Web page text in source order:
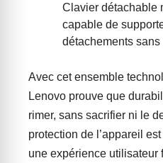
Clavier détachable
capable de
détachements
Avec cet ensemble
Lenovo prouve que
rimer, sans sacrifier ni le
protection de l’appareil
une expérience utilisateur